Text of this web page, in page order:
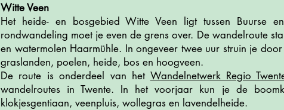
Witte Veen
Het heide- en bosgebied Witte Veen ligt tussen Buurse
rondwandeling moet je even de grens over. De wandelroute
en watermolen Haarmühle. In ongeveer twee uur struin je
graslanden, poelen, heide, bos en hoogveen.
De route is onderdeel van het Wandelnetwerk Regio
wandelroutes in Twente. In het voorjaar kun je de
klokjesgentiaan, veenpluis, wollegras en lavendelheide.